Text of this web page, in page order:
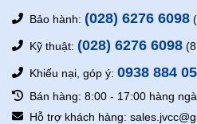
Bảo hành: (028) 6276 6098
Kỹ thuật: (028) 6276 6098
Khiếu nại, góp ý: 0938 884
Bán hàng: 8:00 - 17:00 hàng
Hỗ trợ khách hàng: